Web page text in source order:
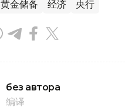
黄金储备 经济 央行
без автора
编译